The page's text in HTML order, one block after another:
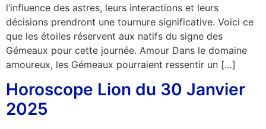
l’influence des astres, leurs interactions et leurs
décisions prendront une tournure significative. Voici ce
que les étoiles réservent aux natifs du signe des
Gémeaux pour cette journée. Amour Dans le domaine
amoureux, les Gémeaux pourraient ressentir un […]
Horoscope Lion du 30 Janvier
2025